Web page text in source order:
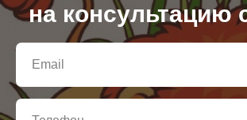
на консультацию